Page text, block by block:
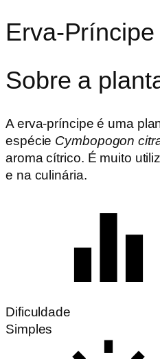
Erva-Príncipe
Sobre a
A erva-príncipe é uma
espécie Cymbopogon
aroma cítrico. É muito
e na culinária.
Dificuldade
Simples